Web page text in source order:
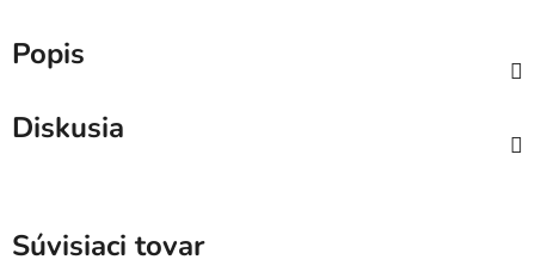
Popis
Diskusia
Súvisiaci tovar